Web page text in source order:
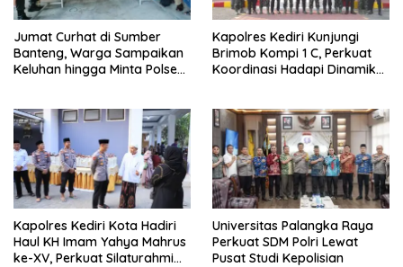
Jumat Curhat di Sumber
Banteng, Warga Sampaikan
Keluhan hingga Minta Polsek
Kapolres Kediri Kunjungi
Brimob Kompi 1 C, Perkuat
Koordinasi Hadapi Dinamika
Kapolres Kediri Kota Hadiri
Haul KH Imam Yahya Mahrus
ke-XV, Perkuat Silaturahmi
Universitas Palangka Raya
Perkuat SDM Polri Lewat
Pusat Studi Kepolisian